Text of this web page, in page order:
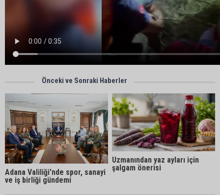
Önceki ve Sonraki Haberler
Adana Valiliği'nde spor, sanayi
ve iş birliği gündemi
Uzmanından yaz ayları için
şalgam önerisi